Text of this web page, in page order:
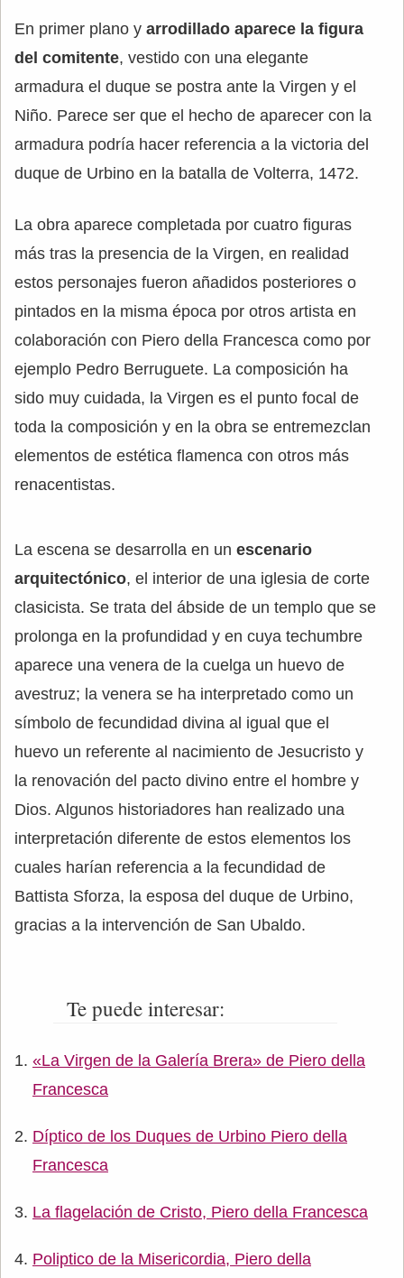
En primer plano y arrodillado aparece la figura
del comitente, vestido con una elegante
armadura el duque se postra ante la Virgen y el
Niño. Parece ser que el hecho de aparecer con la
armadura podría hacer referencia a la victoria del
duque de Urbino en la batalla de Volterra, 1472.
La obra aparece completada por cuatro figuras
más tras la presencia de la Virgen, en realidad
estos personajes fueron añadidos posteriores o
pintados en la misma época por otros artista en
colaboración con Piero della Francesca como por
ejemplo Pedro Berruguete. La composición ha
sido muy cuidada, la Virgen es el punto focal de
toda la composición y en la obra se entremezclan
elementos de estética flamenca con otros más
renacentistas.
La escena se desarrolla en un escenario
arquitectónico, el interior de una iglesia de corte
clasicista. Se trata del ábside de un templo que se
prolonga en la profundidad y en cuya techumbre
aparece una venera de la cuelga un huevo de
avestruz; la venera se ha interpretado como un
símbolo de fecundidad divina al igual que el
huevo un referente al nacimiento de Jesucristo y
la renovación del pacto divino entre el hombre y
Dios. Algunos historiadores han realizado una
interpretación diferente de estos elementos los
cuales harían referencia a la fecundidad de
Battista Sforza, la esposa del duque de Urbino,
gracias a la intervención de San Ubaldo.
Te puede interesar:
«La Virgen de la Galería Brera» de Piero della
Francesca
Díptico de los Duques de Urbino Piero della
Francesca
La flagelación de Cristo, Piero della Francesca
Poliptico de la Misericordia, Piero della